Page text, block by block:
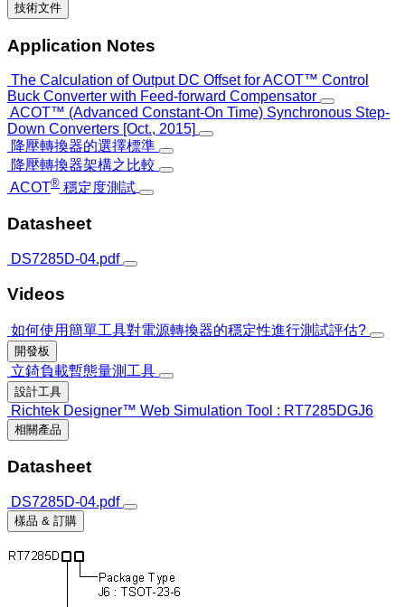
技術文件
Application Notes
The Calculation of Output DC Offset for ACOT™ Control
Buck Converter with Feed-forward Compensator
ACOT™ (Advanced Constant-On Time) Synchronous Step-
Down Converters [Oct., 2015]
降壓轉換器的選擇標準
降壓轉換器架構之比較
ACOT® 穩定度測試
Datasheet
DS7285D-04.pdf
Videos
如何使用簡單工具對電源轉換器的穩定性進行測試評估?
開發板
立錡負載暫態量測工具
設計工具
Richtek Designer™ Web Simulation Tool : RT7285DGJ6
相關產品
Datasheet
DS7285D-04.pdf
樣品 & 訂購